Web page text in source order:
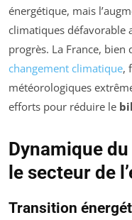
énergétique, mais
climatiques défavorable
progrès. La France,
changement climatique,
météorologiques
efforts pour réduire le
Dynamique
le secteur de
Transition